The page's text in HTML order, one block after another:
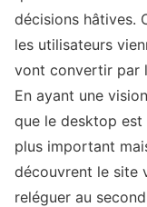
décisions hâtives.
les utilisateurs
vont convertir par
En ayant une
que le desktop
plus important
découvrent le site
reléguer au